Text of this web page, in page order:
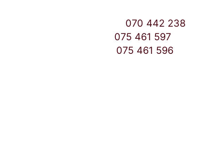
070 442 238
075 461 597
075 461 596